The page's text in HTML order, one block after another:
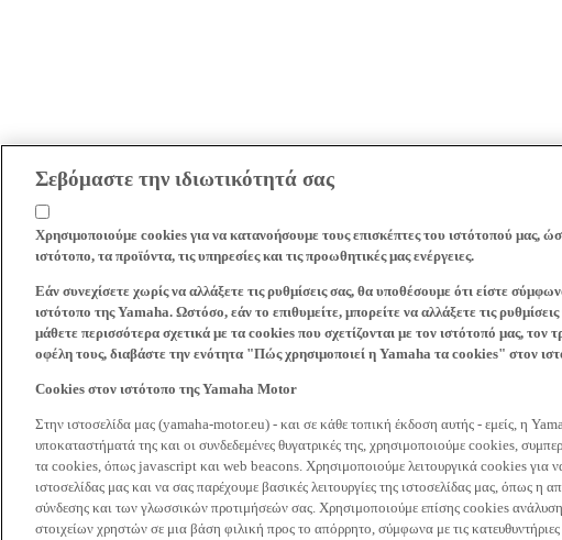
Σεβόμαστε την ιδιωτικότητά σας
Χρησιμοποιούμε cookies για να κατανοήσουμε τους επισκέπτες του ιστότοπού μας,
ιστότοπο, τα προϊόντα, τις υπηρεσίες και τις προωθητικές μας ενέργειες.
Εάν συνεχίσετε χωρίς να αλλάξετε τις ρυθμίσεις σας, θα υποθέσουμε ότι είστε
ιστότοπο της Yamaha. Ωστόσο, εάν το επιθυμείτε, μπορείτε να αλλάξετε τις
μάθετε περισσότερα σχετικά με τα cookies που σχετίζονται με τον ιστότοπό μας, τον
οφέλη τους, διαβάστε την ενότητα "Πώς χρησιμοποιεί η Yamaha τα cookies" στον
Cookies στον ιστότοπο της Yamaha Motor
Στην ιστοσελίδα μας (yamaha-motor.eu) - και σε κάθε τοπική έκδοση αυτής - εμείς, η
υποκαταστήματά της και οι συνδεδεμένες θυγατρικές της, χρησιμοποιούμε cookies,
τα cookies, όπως javascript και web beacons. Χρησιμοποιούμε λειτουργικά cookies για να
ιστοσελίδας μας και να σας παρέχουμε βασικές λειτουργίες της ιστοσελίδας μας, όπως η
σύνδεσης και των γλωσσικών προτιμήσεών σας. Χρησιμοποιούμε επίσης cookies
στοιχείων χρηστών σε μια βάση φιλική προς το απόρρητο, σύμφωνα με τις